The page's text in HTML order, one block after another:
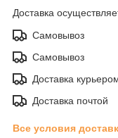
Доставка
Самовывоз
Самовывоз
Доставка
Доставка почтой
Все условия